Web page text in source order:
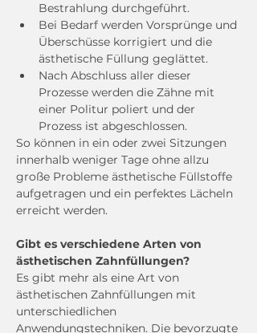
Bestrahlung durchgeführt.
Bei Bedarf werden Vorsprünge und
Überschüsse korrigiert und die
ästhetische Füllung geglättet.
Nach Abschluss aller dieser
Prozesse werden die Zähne mit
einer Politur poliert und der
Prozess ist abgeschlossen.
So können in ein oder zwei Sitzungen
innerhalb weniger Tage ohne allzu
große Probleme ästhetische Füllstoffe
aufgetragen und ein perfektes Lächeln
erreicht werden.
Gibt es verschiedene Arten von
ästhetischen Zahnfüllungen?
Es gibt mehr als eine Art von
ästhetischen Zahnfüllungen mit
unterschiedlichen
Anwendungstechniken. Die bevorzugte